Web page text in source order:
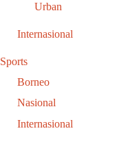
Urban
Internasional
Sports
Borneo
Nasional
Internasional